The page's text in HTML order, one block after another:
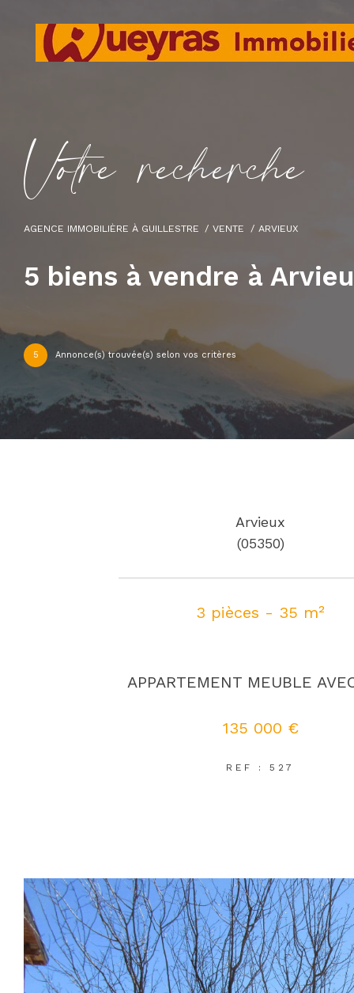
Votre recherche
AGENCE IMMOBILIÈRE À GUILLESTRE VENTE ARVIEUX
5 biens à vendre à
5 Annonce(s) trouvée(s) selon vos critères
Arvieux
(05350)
3 pièces - 35 m²
APPARTEMENT MEUBLE
135 000 €
REF : 527